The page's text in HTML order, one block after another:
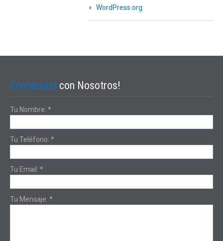
WordPress.org
Contáctate con Nosotros!
Tu Nombre: *
Tu Teléfono: *
Tu Email: *
Tu Mensaje: *